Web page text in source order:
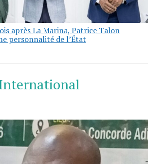
après La Marina, Patrice Talon
personnalité de l’État